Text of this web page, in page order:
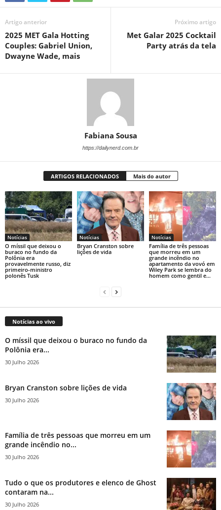
Artigo anterior
2025 MET Gala Hotting
Couples: Gabriel Union,
Dwayne Wade, mais
Próximo artigo
Met Galar 2025 Cocktail
Party atrás da tela
Fabiana Sousa
https://dailynerd.com.br
ARTIGOS RELACIONADOS Mais do autor
Notícias
O míssil que deixou o
buraco no fundo da
Polônia era
provavelmente russo, diz
primeiro-ministro
polonês Tusk
Notícias
Bryan Cranston sobre
lições de vida
Notícias
Família de três pessoas
que morreu em um
grande incêndio no
apartamento da vovó em
Wiley Park se lembra do
homem como gentil e...
Notícias ao vivo
O míssil que deixou o buraco no fundo da
Polônia era...
30 Julho 2026
Bryan Cranston sobre lições de vida
30 Julho 2026
Família de três pessoas que morreu em um
grande incêndio no...
30 Julho 2026
Tudo o que os produtores e elenco de Ghost
contaram na...
30 Julho 2026